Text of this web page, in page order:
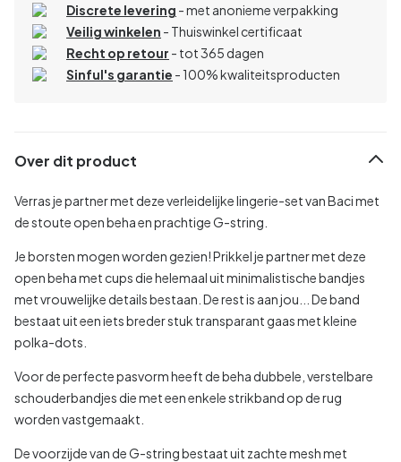
Discrete levering - met anonieme verpakking
Veilig winkelen - Thuiswinkel certificaat
Recht op retour - tot 365 dagen
Sinful's garantie - 100% kwaliteitsproducten
Over dit product
Verras je partner met deze verleidelijke lingerie-set van Baci met
de stoute open beha en prachtige G-string.
Je borsten mogen worden gezien! Prikkel je partner met deze
open beha met cups die helemaal uit minimalistische bandjes
met vrouwelijke details bestaan. De rest is aan jou... De band
bestaat uit een iets breder stuk transparant gaas met kleine
polka-dots.
Voor de perfecte pasvorm heeft de beha dubbele, verstelbare
schouderbandjes die met een enkele strikband op de rug
worden vastgemaakt.
De voorzijde van de G-string bestaat uit zachte mesh met